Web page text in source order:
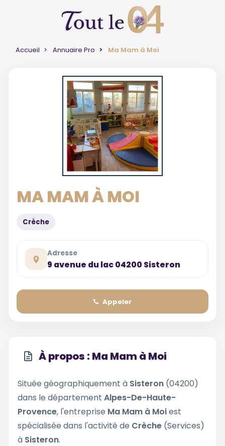
Accueil Annuaire Pro Ma Mam à Moi
MA MAM À MOI
Crèche
Adresse
9 avenue du lac 04200 Sisteron
Appeler
À propos : Ma Mam à Moi
Située géographiquement à Sisteron (04200)
dans le département Alpes-De-Haute-
Provence, l'entreprise Ma Mam à Moiest
spécialisée dans l'activité de Crèche (Services)
à Sisteron.